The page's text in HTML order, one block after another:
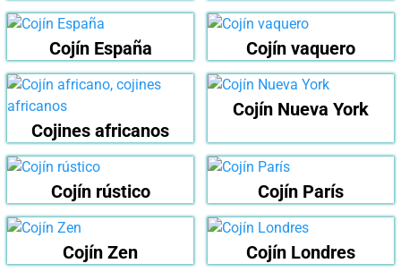
Cojín España Cojín vaquero
Cojines africanos
Cojín Nueva York
Cojín rústico Cojín París
Cojín Zen Cojín Londres